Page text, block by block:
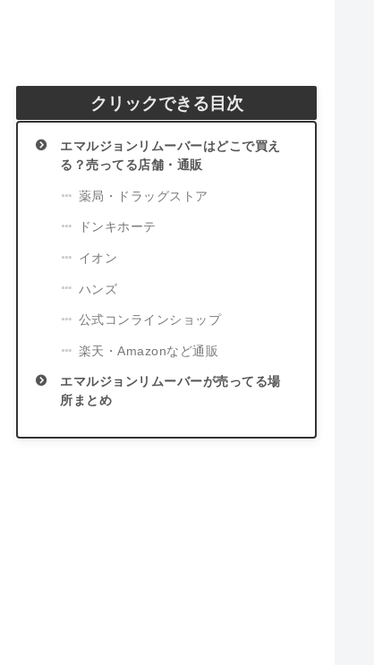
クリックできる目次
エマルジョンリムーバーはどこで買え
る？売ってる店舗・通販
薬局・ドラッグストア
ドンキホーテ
イオン
ハンズ
公式コンラインショップ
楽天・Amazonなど通販
エマルジョンリムーバーが売ってる場
所まとめ